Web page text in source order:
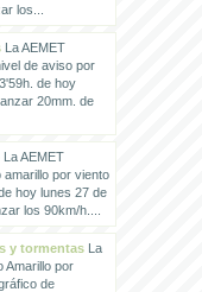
los...
La AEMET
de aviso por
de hoy
20mm. de
La AEMET
por viento
hoy lunes 27 de
los 90km/h....
y tormentasLa
Amarillo por
de